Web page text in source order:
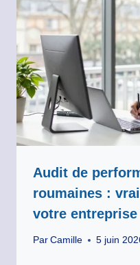
Audit de
roumaines :
votre entreprise
Par Camille 5 juin